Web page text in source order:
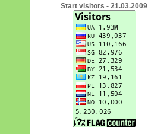
Start visitors - 21.03.2009